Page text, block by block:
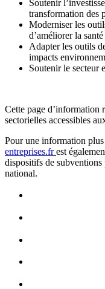
Soutenir
transformation des
Moderniser les
d’améliorer la
Adapter les outils
impacts
Soutenir le secteur
Cette page d’information
sectorielles accessibles
Pour une information
entreprises.fr est
dispositifs de
national.